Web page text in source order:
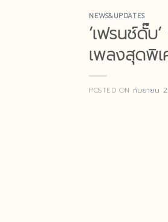
NEWS&UPDATES
‘เฟรนช์ดั๊
เพลงสุดพิเ
POSTED ON กันยายน